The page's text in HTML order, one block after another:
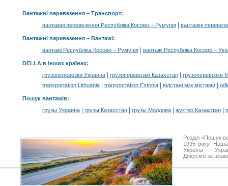
Вантажні перевезення– Транспорт:
вантажні перевезення Республіка Косово – Румунія| вантажні
Вантажні перевезення – Вантажі:
вантажі Республіка Косово – Румунія| вантажі Республіка Косово –
DELLA в інших країнах:
грузоперевозки Украина| грузоперевозки Казахстан|
грузоперевозки
transportation Lithuania| transportation Estonia| відстані між містами|
Пошук вантажів:
грузы Украина| грузы Казахстан| грузы Молдова| жүктер Қазақстан|
Розділ «Пошук
1995 року. Наша
Україна —
Дякуємо за